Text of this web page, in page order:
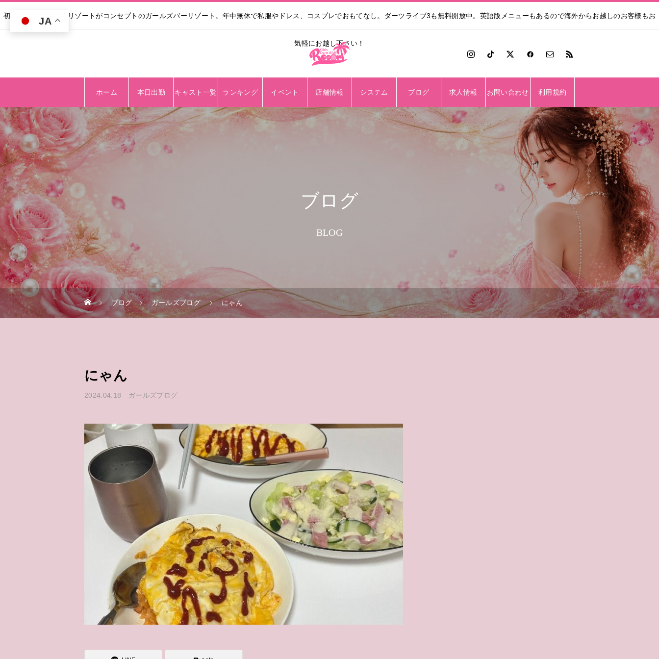
初回30分無料｜高級リゾートがコンセプトのガールズバーリゾート。年中無休で私服やドレス、コスプレでおもてなし。ダーツライブ3も無料開放中。英語版メニューもあるので海外からお越しのお客様もお
気軽にお越し下さい！
ホーム 本日出勤 キャスト一覧 ランキング イベント 店舗情報 システム ブログ 求人情報 お問い合わせ 利用規約
ブログ
BLOG
ブログ ガールズブログ にゃん
にゃん
2024.04.18 ガールズブログ
JA